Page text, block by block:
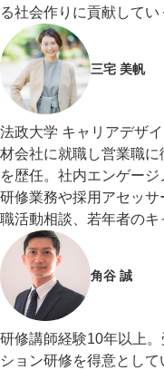
る社会作りに貢献して
三宅 美帆
法政大学 キャリアデザ
材会社に就職し営業職
を歴任。社内エンゲー
研修業務や採用アセッ
職活動相談、若年者のキ
角谷 誠
研修講師経験10年以上
ション研修を得意とし